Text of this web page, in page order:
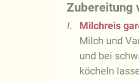
Zubereitung
1.
Milchreis
Milch und
und bei
köcheln